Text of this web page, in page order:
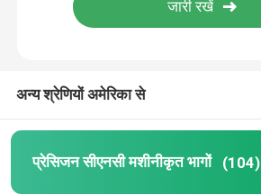
हार्डवेयर मुद्रांकन भागों
धातु स्पेयर पार्ट्स
अन्य श्रेणियों अमेरिका से
प्रेसिजन सीएनसी मशीनीकृत भागों (104)